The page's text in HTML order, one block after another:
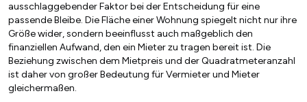
ausschlaggebender Faktor bei der Entscheidung für eine
passende Bleibe. Die Fläche einer Wohnung spiegelt nicht nur ihre
Größe wider, sondern beeinflusst auch maßgeblich den
finanziellen Aufwand, den ein Mieter zu tragen bereit ist. Die
Beziehung zwischen dem Mietpreis und der Quadratmeteranzahl
ist daher von großer Bedeutung für Vermieter und Mieter
gleichermaßen.